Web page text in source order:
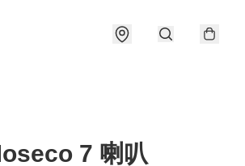
7 喇叭